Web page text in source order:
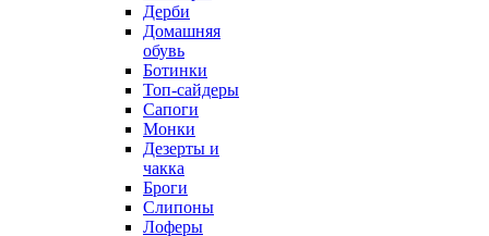
Дерби
Домашняя
обувь
Ботинки
Топ-сайдеры
Сапоги
Монки
Дезерты и
чакка
Броги
Слипоны
Лоферы